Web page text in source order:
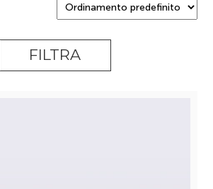
FILTRA